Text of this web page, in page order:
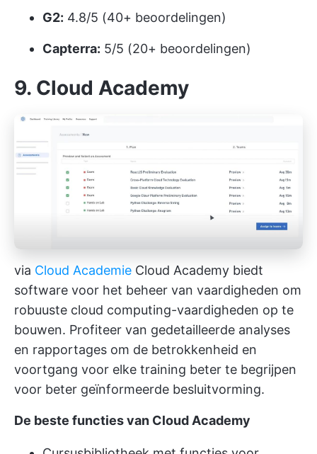
G2: 4.8/5 (40+ beoordelingen)
Capterra: 5/5 (20+ beoordelingen)
9. Cloud Academy
via Cloud Academie Cloud Academy biedt
software voor het beheer van vaardigheden om
robuuste cloud computing-vaardigheden op te
bouwen. Profiteer van gedetailleerde analyses
en rapportages om de betrokkenheid en
voortgang voor elke training beter te begrijpen
voor beter geïnformeerde besluitvorming.
De beste functies van Cloud Academy